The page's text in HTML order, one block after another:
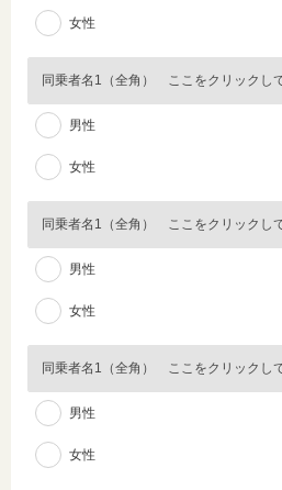
女性
男性
女性
男性
女性
男性
女性